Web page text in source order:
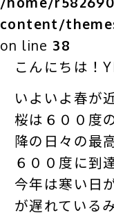
content/
on line 38
こんにちは！
いよいよ春が
桜は６００度
降の日々の最
６００度に到
今年は寒い日
が遅れている